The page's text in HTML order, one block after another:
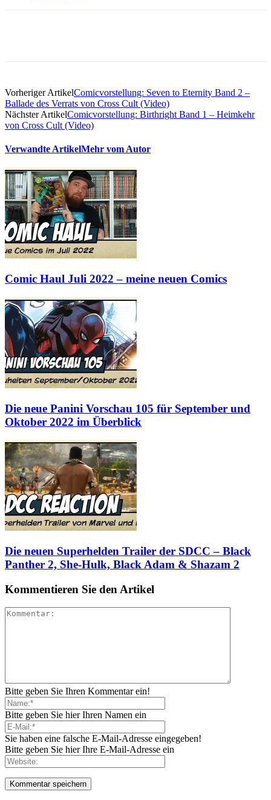
Vorheriger ArtikelComicvorstellung: Seven to Eternity Band 2 –
Ballade des Verrats von Cross Cult (Video)
Nächster ArtikelComicvorstellung: Birthright Band 1 – Heimkehr
von Cross Cult (Video)
Verwandte ArtikelMehr vom Autor
Comic Haul Juli 2022 – meine neuen Comics
Die neue Panini Vorschau 105 für September und
Oktober 2022 im Überblick
Die neuen Superhelden Trailer der SDCC – Black
Panther 2, She-Hulk, Black Adam & Shazam 2
Kommentieren Sie den Artikel
Bitte geben Sie Ihren Kommentar ein!
Bitte geben Sie hier Ihren Namen ein
Sie haben eine falsche E-Mail-Adresse eingegeben!
Bitte geben Sie hier Ihre E-Mail-Adresse ein